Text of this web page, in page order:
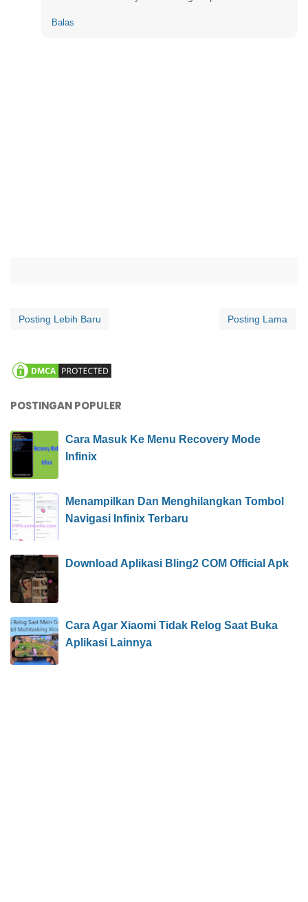
Balas
Posting Lebih Baru Posting Lama
POSTINGAN POPULER
Cara Masuk Ke Menu Recovery Mode
Infinix
Menampilkan Dan Menghilangkan Tombol
Navigasi Infinix Terbaru
Download Aplikasi Bling2 COM Official Apk
Cara Agar Xiaomi Tidak Relog Saat Buka
Aplikasi Lainnya